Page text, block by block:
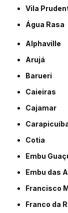
Vila
Água Rasa
Alphaville
Arujá
Barueri
Caieiras
Cajamar
Cotia
Embu
Embu das
Francisco
Franco da